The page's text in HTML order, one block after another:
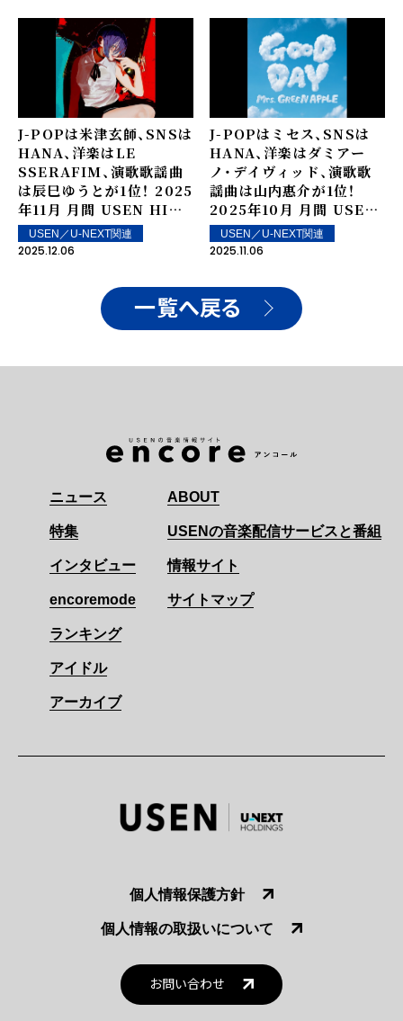
J-POPは米津玄師、SNSは
HANA、洋楽はLE
SSERAFIM、演歌歌謡曲
は辰巳ゆうとが1位！―― 2025
年11月 月間 USEN HIT
ランキング TOP10を発
表！
USEN／U-NEXT関連
2025.12.06
J-POPはミセス、SNSは
HANA、洋楽はダミアー
ノ・デイヴィッド、演歌歌
謡曲は山内惠介が1位！――
2025年10月 月間 USEN
HITランキング TOP10を
発表！
USEN／U-NEXT関連
2025.11.06
一覧へ戻る
ニュース
特集
インタビュー
encoremode
ランキング
アイドル
アーカイブ
ABOUT
USENの音楽配信サービスと番組
情報サイト
サイトマップ
個人情報保護方針
個人情報の取扱いについて
お問い合わせ